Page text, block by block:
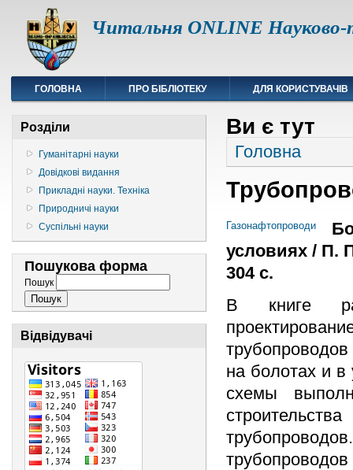
Читальня ONLINE Науково-
ГОЛОВНА ПРО БІБЛІОТЕКУ ДЛЯ КОРИСТУВАЧІВ
Розділи
Гуманітарні науки
Довідкові видання
Прикладні науки. Техніка
Природничі науки
Суспільні науки
Пошукова форма
Пошук
Відвідувачі
Ви є тут
Головна
Газонафтопроводи
условиях / П.
304 с.
В книге
на болотах и в
схемы